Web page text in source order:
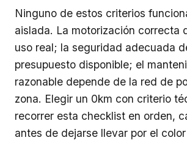
Ninguno de estos criterios
aislada. La motorización correcta
uso real; la seguridad adecuada
presupuesto disponible; el
razonable depende de la red de
zona. Elegir un 0km con criterio
recorrer esta checklist en orden,
antes de dejarse llevar por el